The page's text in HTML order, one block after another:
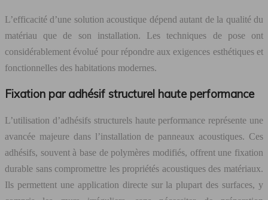
L’efficacité d’une solution acoustique dépend autant de la qualité du
matériau que de son installation. Les techniques de pose ont
considérablement évolué pour répondre aux exigences esthétiques et
fonctionnelles des habitations modernes.
Fixation par adhésif structurel haute performance
L’utilisation d’adhésifs structurels haute performance représente une
avancée majeure dans l’installation de panneaux acoustiques. Ces
adhésifs, souvent à base de polymères modifiés, offrent une fixation
durable sans compromettre les propriétés acoustiques des matériaux.
Ils permettent une application directe sur la plupart des surfaces, y